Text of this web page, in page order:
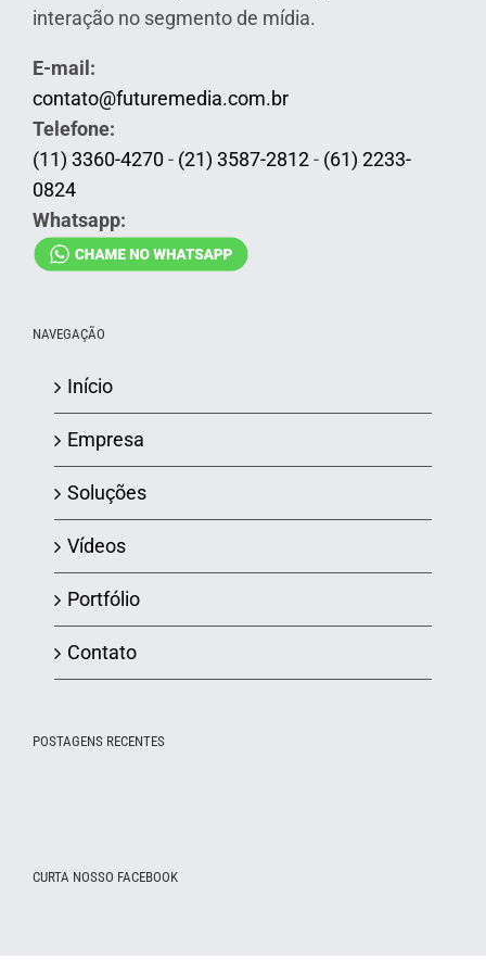
interação no segmento de mídia.
E-mail:
contato@futuremedia.com.br
Telefone:
(11) 3360-4270 - (21) 3587-2812- (61) 2233-
0824
Whatsapp:
NAVEGAÇÃO
Início
Empresa
Soluções
Vídeos
Portfólio
Contato
POSTAGENS RECENTES
CURTA NOSSO FACEBOOK